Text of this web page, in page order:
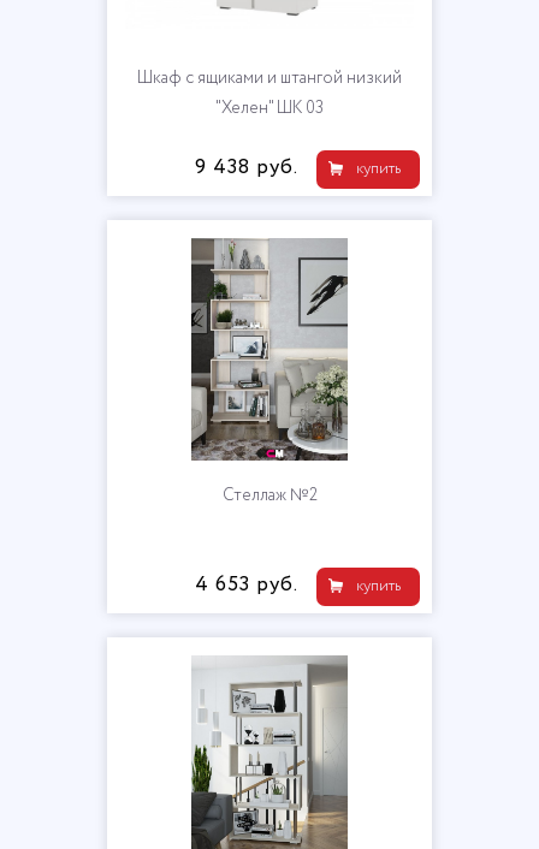
Шкаф с ящиками и штангой низкий
"Хелен" ШК 03
купить
9 438 руб.
Стеллаж №2
купить
4 653 руб.